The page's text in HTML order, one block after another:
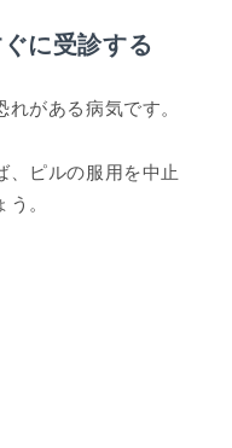
に受診する
がある病気です。
、ピルの服用を中止
。